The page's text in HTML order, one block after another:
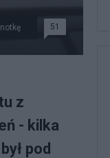
51
z
- kilka
pod